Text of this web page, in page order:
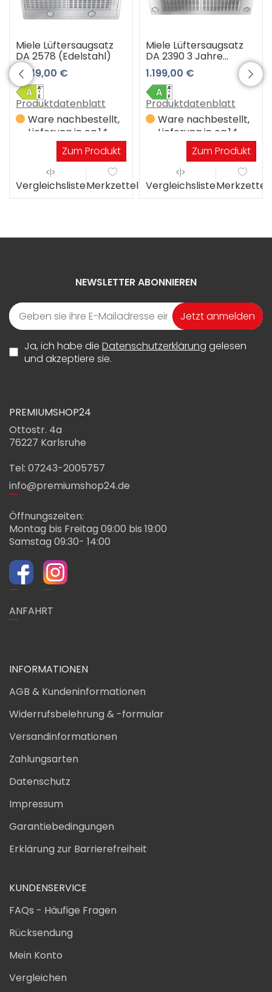
Miele Lüftersaugsatz
DA 2578 (Edelstahl)
1.049,00 €
Produktdatenblatt
Ware nachbestellt,
Lieferung in ca.14
WerktagenZum Produkt
VergleichslisteMerkzettel
Miele Lüftersaugsatz
DA 2390 3 Jahre
Premiumshop
Garantie
1.199,00 €
Produktdatenblatt
Ware nachbestellt,
Lieferung in ca.14
WerktagenZum Produkt
VergleichslisteMerkzettel
NEWSLETTER ABONNIEREN
Jetzt anmelden
Ja, ich habe die Datenschutzerklärung gelesen
und akzeptiere sie.
PREMIUMSHOP24
Ottostr. 4a
76227 Karlsruhe
Tel: 07243-2005757
info@premiumshop24.de
Öffnungszeiten:
Montag bis Freitag 09:00 bis 19:00
Samstag 09:30- 14:00
ANFAHRT
INFORMATIONEN
AGB & Kundeninformationen
Widerrufsbelehrung & -formular
Versandinformationen
Zahlungsarten
Datenschutz
Impressum
Garantiebedingungen
Erklärung zur Barrierefreiheit
KUNDENSERVICE
FAQs - Häufige Fragen
Rücksendung
Mein Konto
Vergleichen